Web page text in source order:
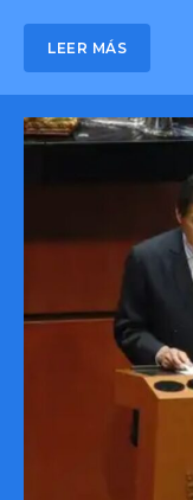
LEER MÁS